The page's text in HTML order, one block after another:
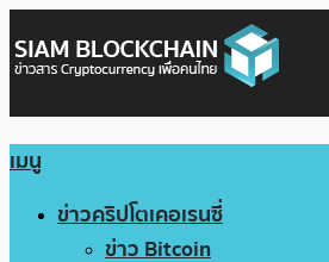
เมนู
ข่าวคริปโตเคอเรนซี่
ข่าว Bitcoin